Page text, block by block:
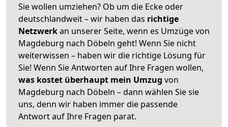
Sie wollen umziehen? Ob um die Ecke oder
deutschlandweit – wir haben das richtige
Netzwerkan unserer Seite, wenn es Umzüge von
Magdeburg nach Döbeln geht! Wenn Sie nicht
weiterwissen – haben wir die richtige Lösung für
Sie! Wenn Sie Antworten auf Ihre Fragen wollen,
was kostet überhaupt mein Umzug von
Magdeburg nach Döbeln – dann wählen Sie sie
uns, denn wir haben immer die passende
Antwort auf Ihre Fragen parat.